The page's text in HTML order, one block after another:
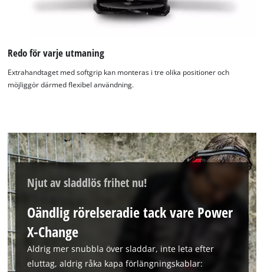
Redo för varje utmaning
Extrahandtaget med softgrip kan monteras i tre olika positioner och
möjliggör därmed flexibel användning.
Njut av sladdlös frihet nu!
Oändlig rörelseradie tack vare Power
X-Change
Aldrig mer snubbla över sladdar, inte leta efter
eluttag, aldrig råka kapa förlängningskablar: